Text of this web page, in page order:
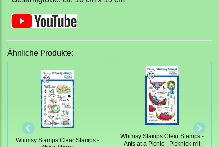
Ähnliche Produkte:
Whimsy Stamps Clear Stamps -
Whimsy Stamps Clear Stamps -
Ants at a Picnic - Picknick mit